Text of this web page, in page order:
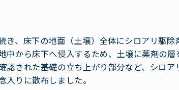
き、床下の地面（土壌）全体にシロアリ駆除
中から床下へ侵入するため、土壌に薬剤の層
認された基礎の立ち上がり部分など、シロ
入りに散布しました。